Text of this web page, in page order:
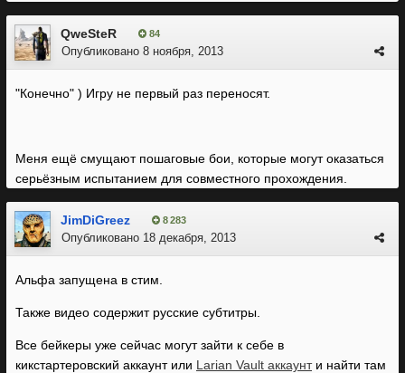
QweSteR 84
Опубликовано 8 ноября, 2013
"Конечно" ) Игру не первый раз переносят.
Меня ещё смущают пошаговые бои, которые могут оказаться
серьёзным испытанием для совместного прохождения.
JimDiGreez 8 283
Опубликовано 18 декабря, 2013
Альфа запущена в стим.
Также видео содержит русские субтитры.
Все бейкеры уже сейчас могут зайти к себе в
кикстартеровский аккаунт или Larian Vault аккаунти найти там